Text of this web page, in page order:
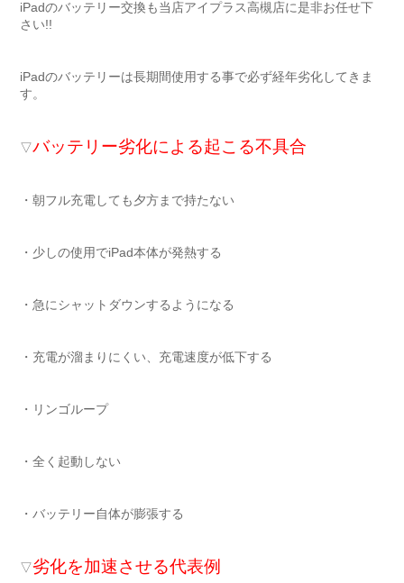
iPadのバッテリー交換も当店アイプラス高槻店に是非お任せ下
さい!!
iPadのバッテリーは長期間使用する事で必ず経年劣化してきま
す。
▽バッテリー劣化による起こる不具合
・朝フル充電しても夕方まで持たない
・少しの使用でiPad本体が発熱する
・急にシャットダウンするようになる
・充電が溜まりにくい、充電速度が低下する
・リンゴループ
・全く起動しない
・バッテリー自体が膨張する
▽劣化を加速させる代表例